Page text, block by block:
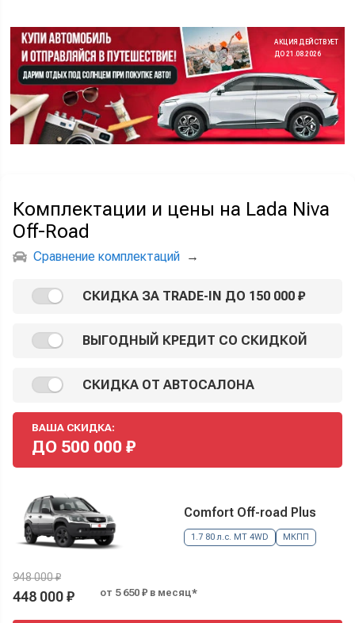
АКЦИЯ ДЕЙСТВУЕТ
ДО 21.08.2026
Комплектации и цены на Lada Niva
Off-Road
Сравнение комплектаций →
СКИДКА ЗА TRADE-IN ДО 150 000 ₽
ВЫГОДНЫЙ КРЕДИТ СО СКИДКОЙ
СКИДКА ОТ АВТОСАЛОНА
ВАША СКИДКА:
ДО 500 000 ₽
Comfort Off-road Plus
1.7 80 л.с. MT 4WD МКПП
948 000 ₽
448 000 ₽ от 5 650 ₽ в месяц*